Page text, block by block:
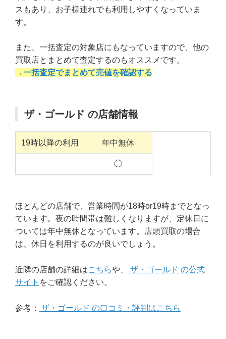
スもあり、お子様連れでも利用しやすくなっていま
す。
また、一括査定の対象店にもなっていますので、他の
買取店とまとめて査定するのもオススメです。
→一括査定でまとめて売値を確認する
ザ・ゴールド の店舗情報
19時以降の利用 年中無休
◯
ほとんどの店舗で、営業時間が18時or19時までとなっ
ています。夜の時間帯は難しくなりますが、定休日に
ついては年中無休となっています。店頭買取の場合
は、休日を利用するのが良いでしょう。
近隣の店舗の詳細はこちらや、
ザ・ゴールド の公式
サイト をご確認ください。
参考： ザ・ゴールド の口コミ・評判はこちら